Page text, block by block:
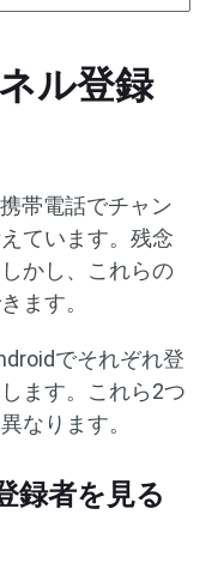
ル登録
帯電話でチャン
ています。残念
かし、これらの
ます。
でそれぞれ登
ます。これら2つ
なります。
録者を見る